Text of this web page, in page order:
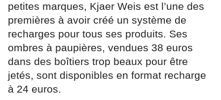
petites marques, Kjaer Weis est l’une des
premières à avoir créé un système de
recharges pour tous ses produits. Ses
ombres à paupières, vendues 38 euros
dans des boîtiers trop beaux pour être
jetés, sont disponibles en format recharge
à 24 euros.